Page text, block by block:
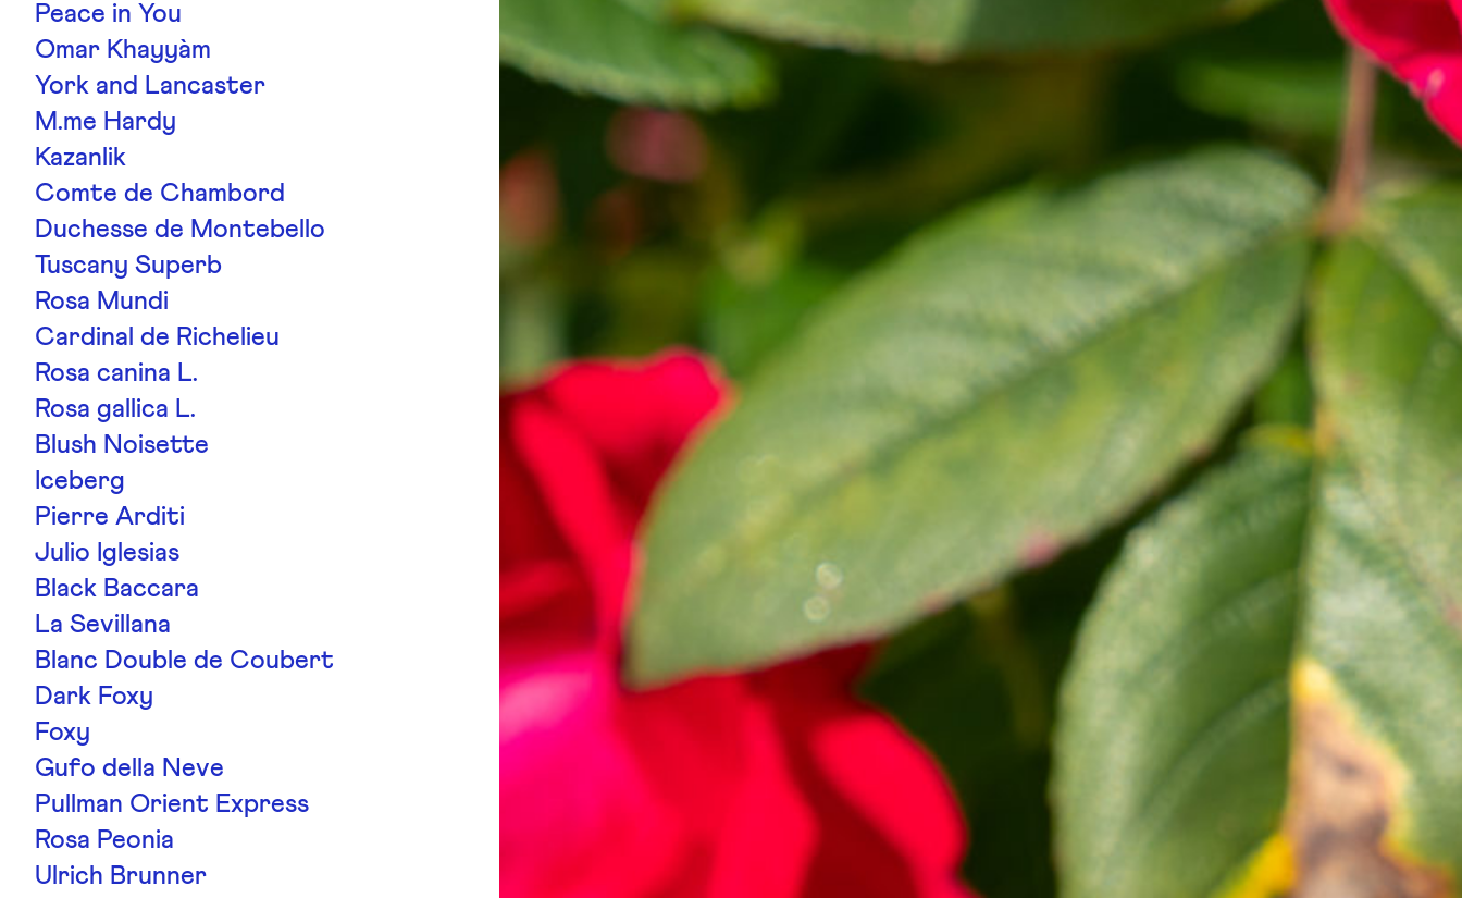
Peace in You
Omar Khayyàm
York and Lancaster
M.me Hardy
Kazanlik
Comte de Chambord
Duchesse de Montebello
Tuscany Superb
Rosa Mundi
Cardinal de Richelieu
Rosa canina L.
Rosa gallica L.
Blush Noisette
Iceberg
Pierre Arditi
Julio Iglesias
Black Baccara
La Sevillana
Blanc Double de Coubert
Dark Foxy
Foxy
Gufo della Neve
Pullman Orient Express
Rosa Peonia
Ulrich Brunner